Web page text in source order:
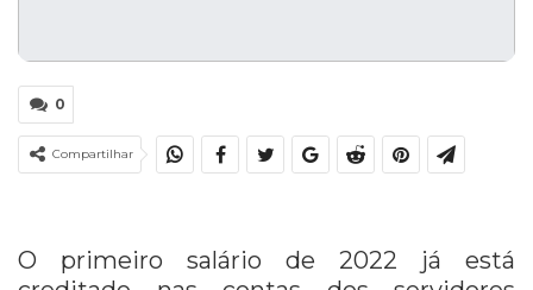
0
Compartilhar
O primeiro salário de 2022 já está